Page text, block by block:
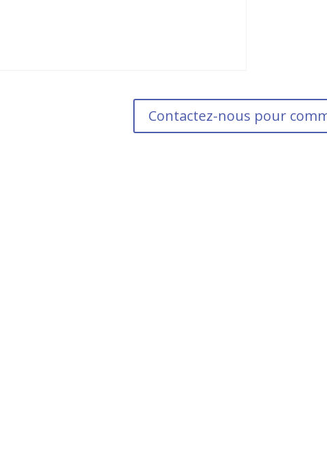
Contactez-nous pour